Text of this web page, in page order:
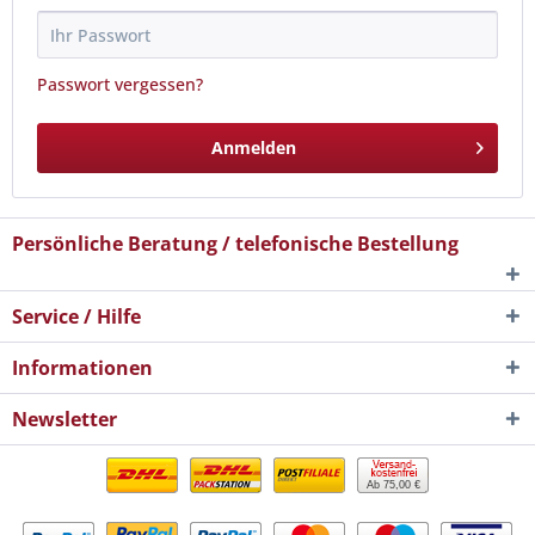
Passwort vergessen?
Anmelden
Persönliche Beratung / telefonische Bestellung
Service / Hilfe
Informationen
Newsletter
Ab 75,00 €